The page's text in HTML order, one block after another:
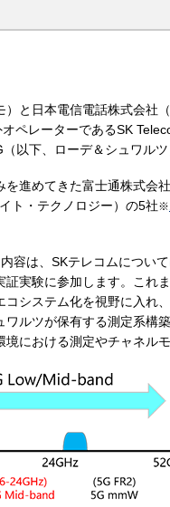
と日本電信電話株式会社
ペレーターであるSK
以下、ローデ＆シュワル
を進めてきた富士通株式
ト・テクノロジー）の5社※
容は、SKテレコムについ
実験に参加します。これ
コシステム化を視野に入れ
ルツが保有する測定系構
における測定やチャネル